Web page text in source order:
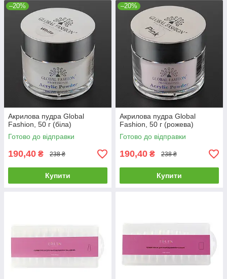
–20%
Акрилова пудра Global
Fashion, 50 г (біла)
Готово до відправки
190,40 ₴ 238 ₴
Купити
–20%
Акрилова пудра Global
Fashion, 50 г (рожева)
Готово до відправки
190,40 ₴ 238 ₴
Купити